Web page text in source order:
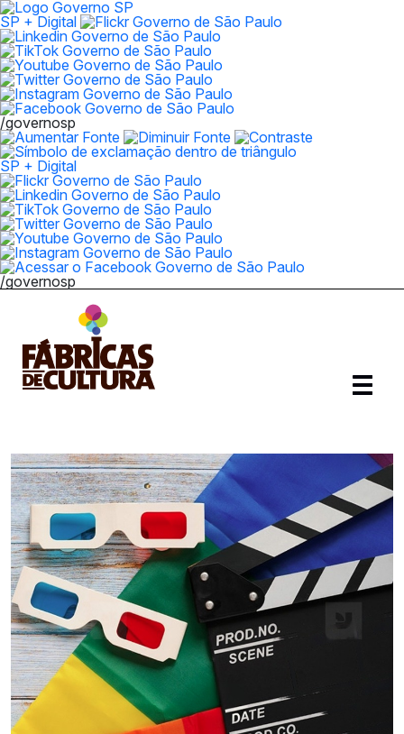
SP + Digital
/governosp
SP + Digital
/governosp